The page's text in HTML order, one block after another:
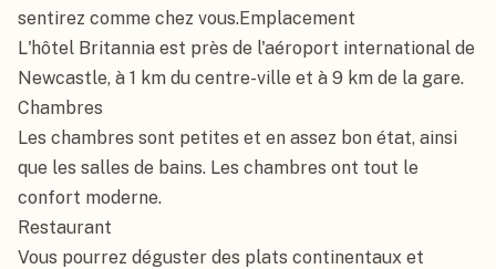
sentirez comme chez vous.Emplacement
L'hôtel Britannia est près de l'aéroport international de
Newcastle, à 1 km du centre-ville et à 9 km de la gare.
Chambres
Les chambres sont petites et en assez bon état, ainsi
que les salles de bains. Les chambres ont tout le
confort moderne.
Restaurant
Vous pourrez déguster des plats continentaux et